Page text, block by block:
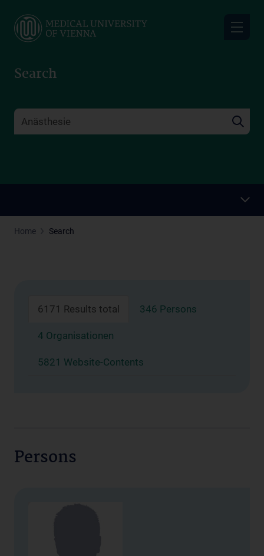
main
Search
Home Search
6171 Results total 346 Persons
4 Organisationen
5821 Website-Contents
Persons